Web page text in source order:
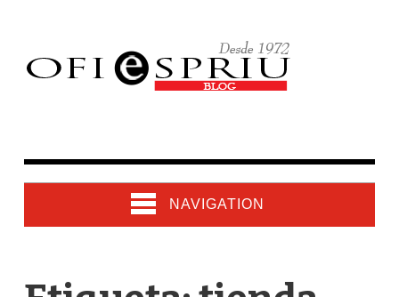
NAVIGATION